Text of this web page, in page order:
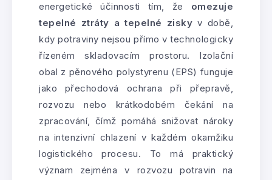
energetické účinnosti tím, že omezuje
tepelné ztráty a tepelné zisky v době,
kdy potraviny nejsou přímo v technologicky
řízeném skladovacím prostoru. Izolační
obal z pěnového polystyrenu (EPS) funguje
jako přechodová ochrana při přepravě,
rozvozu nebo krátkodobém čekání na
zpracování, čímž pomáhá snižovat nároky
na intenzivní chlazení v každém okamžiku
logistického procesu. To má praktický
význam zejména v rozvozu potravin na